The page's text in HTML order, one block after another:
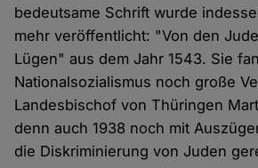
bedeutsame Schrift wurde
mehr veröffentlicht: "Von den
Lügen" aus dem Jahr 1543. Sie
Nationalsozialismus noch große
Landesbischof von Thüringen
denn auch 1938 noch mit
die Diskriminierung von Juden